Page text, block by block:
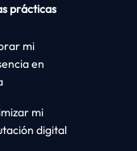
prácticas
mi
en
mi
digital